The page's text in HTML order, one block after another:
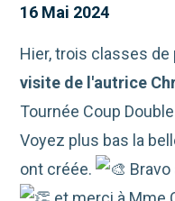
16 Mai 2024
Hier, trois classes
visite de l'autrice
Tournée Coup
Voyez plus bas la
ont créée.